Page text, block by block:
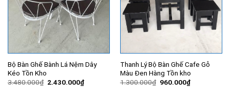
Bộ Bàn Ghế Bành Lá Nệm Dây
Kéo Tồn Kho
3.480.000₫ Giá
2.430.000₫Giá
hiện
Thanh Lý Bộ Bàn Ghế Cafe Gỗ
Màu Đen Hàng Tồn kho
1.300.000₫ Giá
960.000₫Giá
hiện